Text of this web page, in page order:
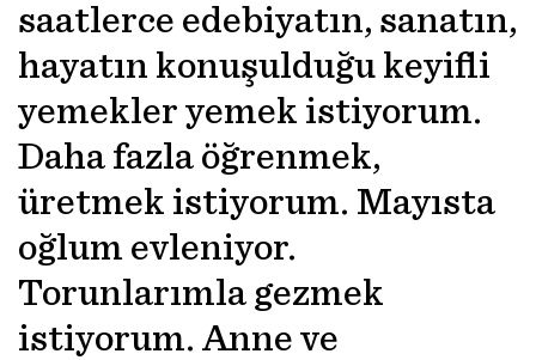
saatlerce edebiyatın, sanatın,
hayatın konuşulduğu keyifli
yemekler yemek istiyorum.
Daha fazla öğrenmek,
üretmek istiyorum. Mayısta
oğlum evleniyor.
Torunlarımla gezmek
istiyorum. Anne ve